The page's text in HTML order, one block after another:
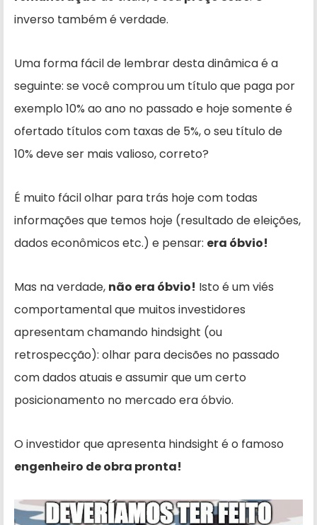
inverso também é verdade.
Uma forma fácil de lembrar desta dinâmica é a
seguinte: se você comprou um título que paga por
exemplo 10% ao ano no passado e hoje somente é
ofertado títulos com taxas de 5%, o seu título de
10% deve ser mais valioso, correto?
É muito fácil olhar para trás hoje com todas
informações que temos hoje (resultado de eleições,
dados econômicos etc.) e pensar: era óbvio!
Mas na verdade, não era óbvio! Isto é um viés
comportamental que muitos investidores
apresentam chamando hindsight (ou
retrospecção): olhar para decisões no passado
com dados atuais e assumir que um certo
posicionamento no mercado era óbvio.
O investidor que apresenta hindsight é o famoso
engenheiro de obra pronta!